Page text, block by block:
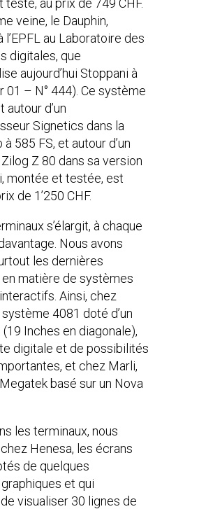
testé, au prix de 749 CHF.
veine, le Dauphin,
l’EPFL au Laboratoire des
digitales, que
aujourd’hui Stoppani à
01 – N° 444). Ce système
d’un
Signetics dans la
585 FS, et autour d’un
Z 80 dans sa version
montée et testée, est
de 1’250 CHF.
s’élargit, à chaque
Nous avons
les dernières
matière de systèmes
Ainsi, chez
4081 doté d’un
Inches en diagonale),
digitale et de possibilités
et chez Marli,
basé sur un Nova
les terminaux, nous
Henesa, les écrans
de quelques
et qui
visualiser 30 lignes de